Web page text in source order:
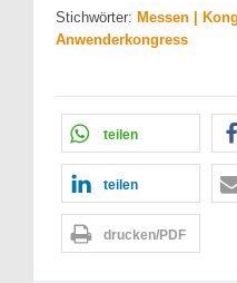
Stichwörter: Messen |
Anwenderkongress
teilen
teilen
drucken/PDF